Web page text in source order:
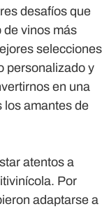
desafíos que
de vinos más
selecciones
personalizado y
en una
los amantes de
atentos a
Por
adaptarse a